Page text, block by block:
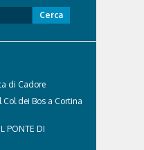
Cortina -
che durante i
entrare in una...
di Cadore
dei Bos a Cortina
PONTE DI